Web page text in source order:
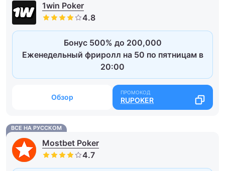
1win Poker
Бонус 500% до 200,000
Еженедельный фриролл на 50 по пятницам в
20:00
Обзор RUPOKER
ВСЕ НА РУССКОМ
Mostbet Poker